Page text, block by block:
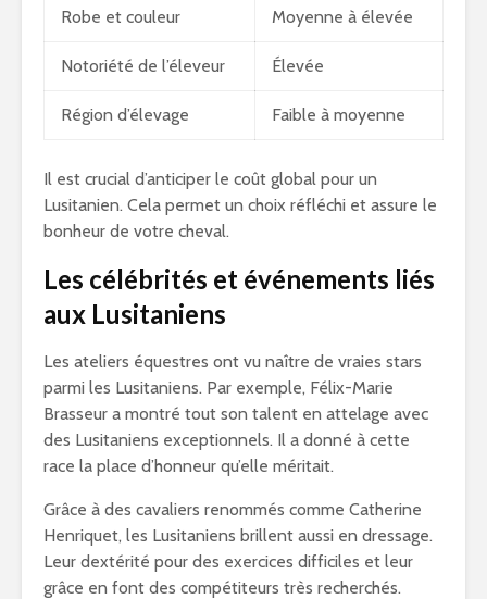
Robe et couleur Moyenne à élevée
Notoriété de l’éleveur Élevée
Région d’élevage Faible à moyenne
Il est crucial d’anticiper le coût global pour un
Lusitanien. Cela permet un choix réfléchi et assure le
bonheur de votre cheval.
Les célébrités et événements liés
aux Lusitaniens
Les ateliers équestres ont vu naître de vraies stars
parmi les Lusitaniens. Par exemple, Félix-Marie
Brasseur a montré tout son talent en attelage avec
des Lusitaniens exceptionnels. Il a donné à cette
race la place d’honneur qu’elle méritait.
Grâce à des cavaliers renommés comme Catherine
Henriquet, les Lusitaniens brillent aussi en dressage.
Leur dextérité pour des exercices difficiles et leur
grâce en font des compétiteurs très recherchés.